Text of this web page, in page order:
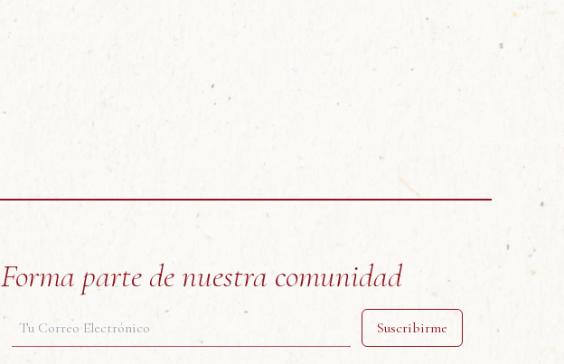
Forma parte de nuestra comunidad
Correo electrónico
Suscribirme